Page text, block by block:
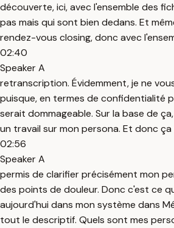
découverte, ici, avec l'ensemble des
pas mais qui sont bien dedans. Et
rendez-vous closing, donc avec
02:40
Speaker A
retranscription. Évidemment, je ne
puisque, en termes de confidentialité
serait dommageable. Sur la base de
un travail sur mon persona. Et donc ça
02:56
Speaker A
permis de clarifier précisément mon
des points de douleur. Donc c'est ce
aujourd'hui dans mon système dans
tout le descriptif. Quels sont mes